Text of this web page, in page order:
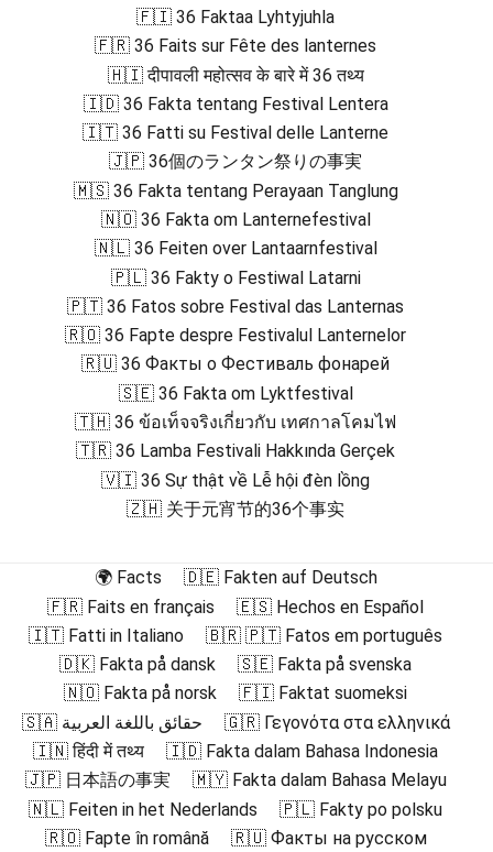
🇫🇮 36 Faktaa Lyhtyjuhla
🇫🇷 36 Faits sur Fête des lanternes
🇭🇮 दीपावली महोत्सव के बारे में 36 तथ्य
🇮🇩 36 Fakta tentang Festival Lentera
🇮🇹 36 Fatti su Festival delle Lanterne
🇯🇵 36個のランタン祭りの事実
🇲🇸 36 Fakta tentang Perayaan Tanglung
🇳🇴 36 Fakta om Lanternefestival
🇳🇱 36 Feiten over Lantaarnfestival
🇵🇱 36 Fakty o Festiwal Latarni
🇵🇹 36 Fatos sobre Festival das Lanternas
🇷🇴 36 Fapte despre Festivalul Lanternelor
🇷🇺 36 Факты о Фестиваль фонарей
🇸🇪 36 Fakta om Lyktfestival
🇹🇭 36 ข้อเท็จจริงเกี่ยวกับ เทศกาลโคมไฟ
🇹🇷 36 Lamba Festivali Hakkında Gerçek
🇻🇮 36 Sự thật về Lễ hội đèn lồng
🇿🇭 关于元宵节的36个事实
🌍 Facts
🇩🇪 Fakten auf Deutsch
🇫🇷 Faits en français
🇪🇸 Hechos en Español
🇮🇹 Fatti in Italiano
🇧🇷 🇵🇹 Fatos em português
🇩🇰 Fakta på dansk
🇸🇪 Fakta på svenska
🇳🇴 Fakta på norsk
🇫🇮 Faktat suomeksi
🇸🇦 حقائق باللغة العربية
🇬🇷 Γεγονότα στα ελληνικά
🇮🇳 हिंदी में तथ्य
🇮🇩 Fakta dalam Bahasa Indonesia
🇯🇵 日本語の事実
🇲🇾 Fakta dalam Bahasa Melayu
🇳🇱 Feiten in het Nederlands
🇵🇱 Fakty po polsku
🇷🇴 Fapte în română
🇷🇺 Факты на русском